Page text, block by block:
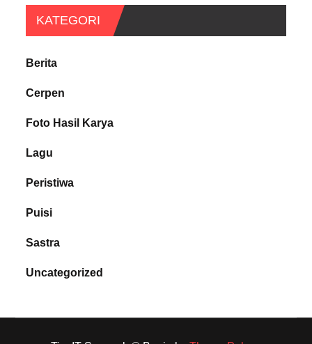
KATEGORI
Berita
Cerpen
Foto Hasil Karya
Lagu
Peristiwa
Puisi
Sastra
Uncategorized